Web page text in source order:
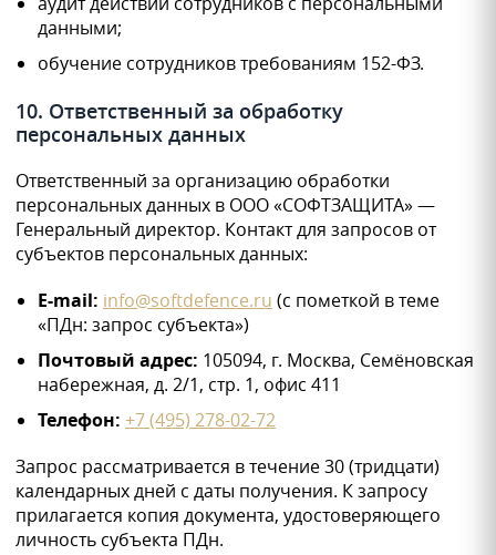
данными;
обучение сотрудников требованиям 152-ФЗ.
10. Ответственный за обработку
персональных данных
Ответственный за организацию обработки
персональных данных в ООО «СОФТЗАЩИТА» —
Генеральный директор. Контакт для запросов от
субъектов персональных данных:
E-mail: info@softdefence.ru (с пометкой в теме
«ПДн: запрос субъекта»)
Почтовый адрес: 105094, г. Москва, Семёновская
набережная, д. 2/1, стр. 1, офис 411
Телефон: +7 (495) 278-02-72
Запрос рассматривается в течение 30 (тридцати)
календарных дней с даты получения. К запросу
прилагается копия документа, удостоверяющего
личность субъекта ПДн.